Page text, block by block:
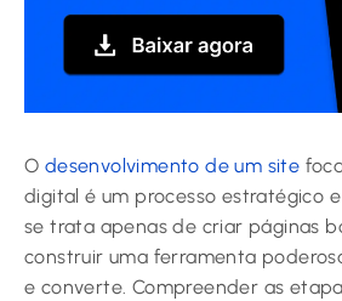
O desenvolvimento de um site
digital é um processo estratégico
se trata apenas de criar páginas
construir uma ferramenta
e converte. Compreender as